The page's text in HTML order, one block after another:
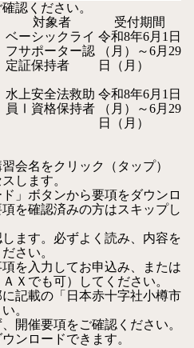
認ください。
対象者
受付期間
ベーシックライ
フサポーター認
定証保持者
令和8年6月1日
（月）～6月29
日（月）
水上安全法救助
員Ⅰ資格保持者
令和8年6月1日
（月）～6月29
日（月）
会名 をクリック（タップ）
します。
」 ボタンから要項をダウンロ
を確認済みの方はスキップし
ます。必ずよく読み、内容を
さい。
を入力してお申込み、または
Ｘでも可）してください。
載の「日本赤十字社小樽市
。
開催要項をご確認ください。
ンロードできます。